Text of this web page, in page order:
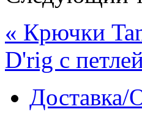
« Крючки
D'rig с
Доставка/